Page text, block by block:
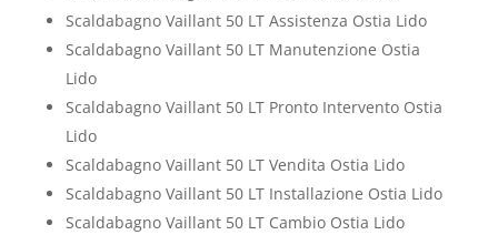
Scaldabagno Vaillant 50 LT Assistenza Ostia Lido
Scaldabagno Vaillant 50 LT Manutenzione Ostia
Lido
Scaldabagno Vaillant 50 LT Pronto Intervento Ostia
Lido
Scaldabagno Vaillant 50 LT Vendita Ostia Lido
Scaldabagno Vaillant 50 LT Installazione Ostia Lido
Scaldabagno Vaillant 50 LT Cambio Ostia Lido